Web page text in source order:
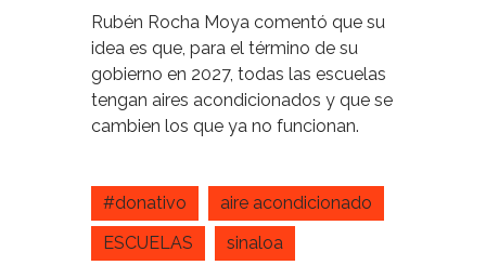
Rubén Rocha Moya comentó que su
idea es que, para el término de su
gobierno en 2027, todas las escuelas
tengan aires acondicionados y que se
cambien los que ya no funcionan.
#donativo
aire acondicionado
ESCUELAS
sinaloa